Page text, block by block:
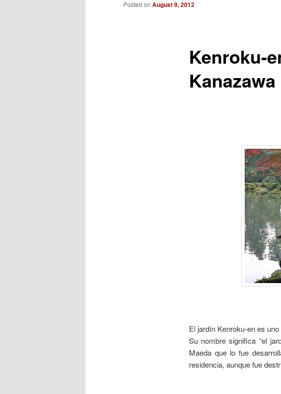
Kenroku-
Kanazawa
Posted on August 9, 2012
El jardín Kenroku-en es
Su nombre significa “el
Maeda que lo fue
residencia, aunque fue